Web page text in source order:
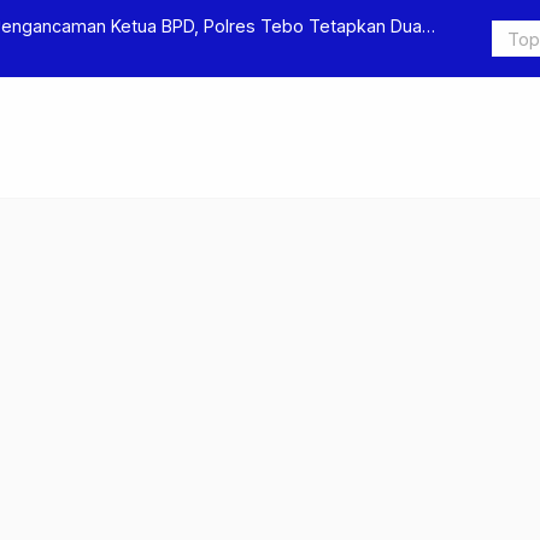
Kasus Pengeroyokan dan Penganiayaan, Dua Pelaku